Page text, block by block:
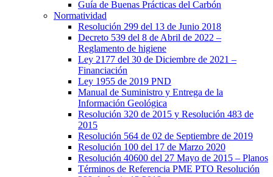
Guía de Buenas Prácticas del Carbón
Normatividad
Resolución 299 del 13 de Junio 2018
Decreto 539 del 8 de Abril de 2022 –
Reglamento de higiene
Ley 2177 del 30 de Diciembre de 2021 –
Financiación
Ley 1955 de 2019 PND
Manual de Suministro y Entrega de la
Información Geológica
Resolución 320 de 2015 y Resolución 483 de
2015
Resolución 564 de 02 de Septiembre de 2019
Resolución 100 del 17 de Marzo 2020
Resolución 40600 del 27 Mayo de 2015 – Planos
Términos de Referencia PME PTO Resolución